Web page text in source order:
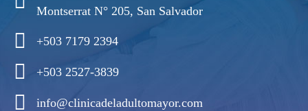
Montserrat N° 205, San Salvador
+503 7179 2394
+503 2527-3839
info@clinicadeladultomayor.com